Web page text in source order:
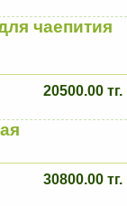
чаепития
20500.00 тг.
30800.00 тг.